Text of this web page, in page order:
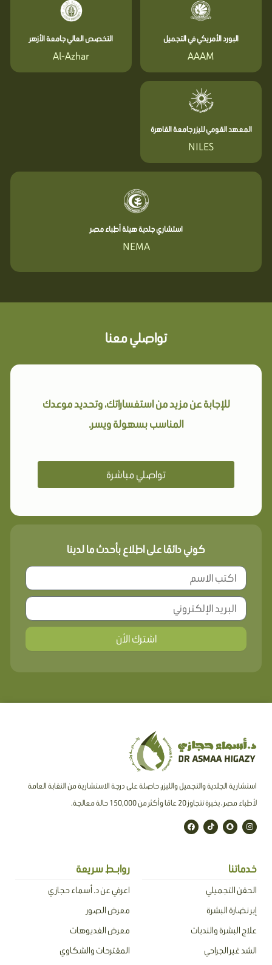
البورد الأمريكي في التجميل
AAAM
التخصص العالي جامعة الأزهر
Al-Azhar
المعهد القومي لليزر جامعة القاهرة
NILES
استشاري جلدية هيئة أطباء مصر
NEMA
تواصلي معنا
للإجابة عن مزيد من استفساراتك، وتحديد موعدك
المناسب بسهولة ويسر.
تواصلي مباشرة
كوني دائمًا على اطلاع بأحدث ما لدينا
اشترك الأن
استشارية الجلدية والتجميل والليزر، حاصلة على درجة الاستشارية من النقابة العامة
لأطباء مصر ، بخبرة تتجاوز 20 عامًا وأكثر من 150,000 حالة معالجة.
I
n
s
a
S
n
a
a
t
T
i
k
F
a
c
خدماتنا
الحقن التجميلي
إبر نضارة البشرة
علاج البشرة والندبات
الشد غير الجراحي
روابـط سريعة
اعرفي عن د. أسماء حجازي
معرض الصور
معرض الفديوهات
المقترحات والشكاوي